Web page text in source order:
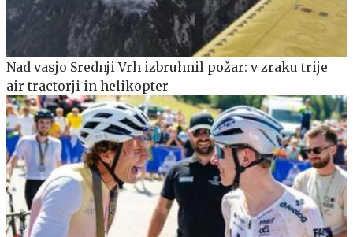
Nad vasjo Srednji Vrh izbruhnil požar: v zraku trije
air tractorji in helikopter